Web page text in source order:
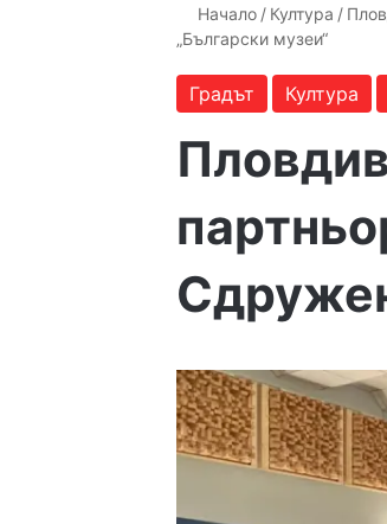
Начало / Култура /
„Български музеи“
Градът Култура